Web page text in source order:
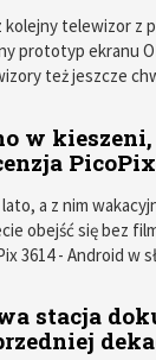
kolejny telewizor z
prototyp ekranu
też jeszcze
w
a z nim
obejść się bez
3614 - Android w
stacja